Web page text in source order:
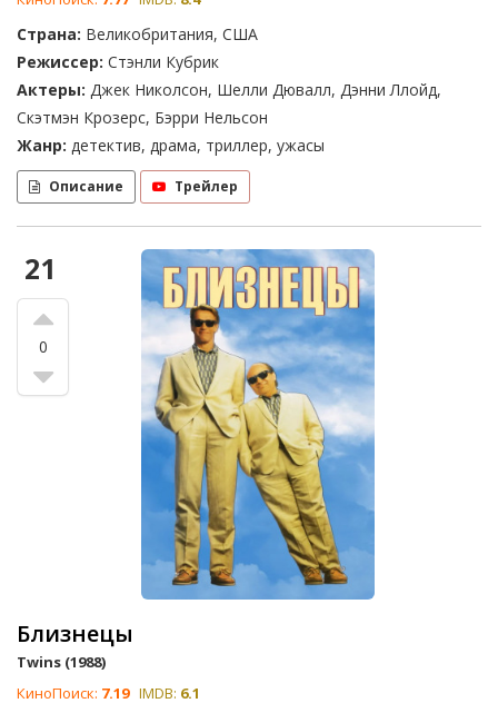
Страна: Великобритания, США
Режиссер: Стэнли Кубрик
Актеры: Джек Николсон, Шелли Дювалл, Дэнни Ллойд,
Скэтмэн Крозерс, Бэрри Нельсон
Жанр: детектив, драма, триллер, ужасы
Описание Трейлер
21
0
Близнецы
Twins (1988)
КиноПоиск: 7.19 IMDB: 6.1